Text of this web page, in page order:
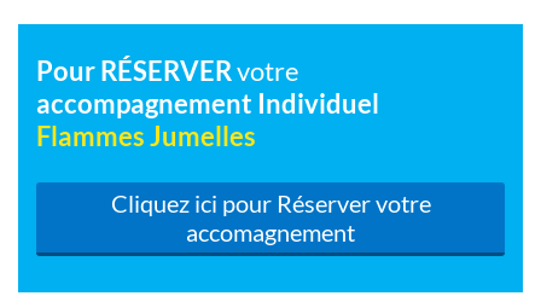
Pour RÉSERVERvotre
accompagnement Individuel
Flammes Jumelles
Cliquez ici pour Réserver votre
accomagnement